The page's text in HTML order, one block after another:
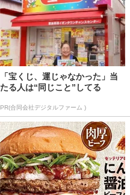
「宝くじ、運じゃなかった」当
たる人は“同じこと”してる
PR(合同会社デジタルファーム )